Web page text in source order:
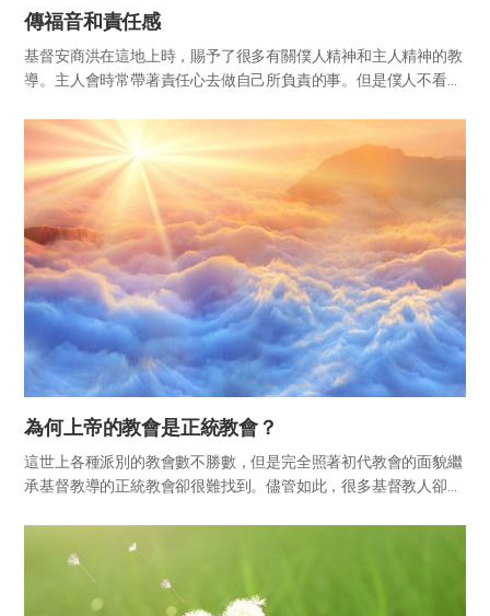
傳福音和責任感
基督安商洪在這地上時，賜予了很多有關僕人精神和主人精神的教
導。主人會時常帶著責任心去做自己所負責的事。但是僕人不看事
以只是一直站在旁觀者的立場上觀望，徘徊著伺機行事。 那麼，至
為何上帝的教會是正統教會？
這世上各種派別的教會數不勝數，但是完全照著初代教會的面貌繼
承基督教導的正統教會卻很難找到。儘管如此，很多基督教人卻沒
我們所...